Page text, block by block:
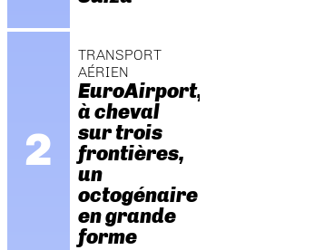
TRANSPORT
AÉRIEN
EuroAirport,
à cheval
sur trois
frontières,
un
octogénaire
en grande
forme